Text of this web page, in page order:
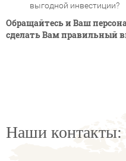
выгодной инвестиции?
Обращайтесь и Ваш
сделать Вам правильный
Наши контакты: